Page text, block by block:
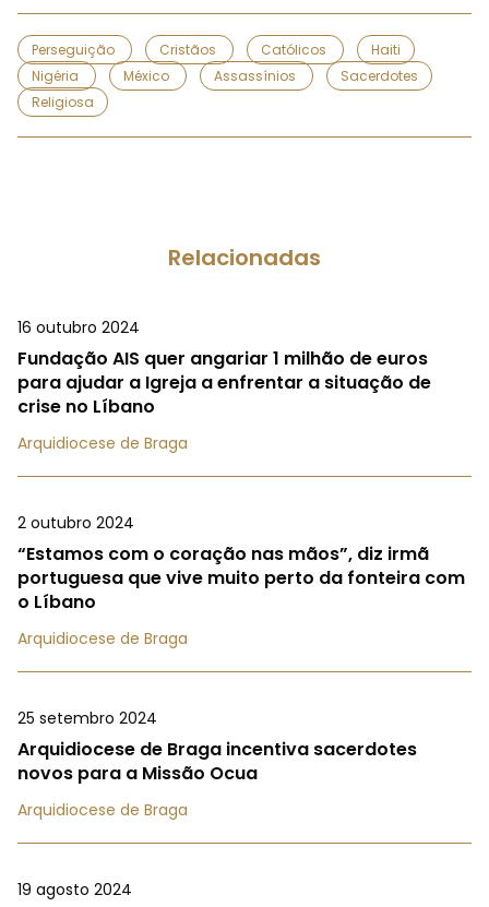
Perseguição Cristãos Católicos
Haiti
Nigéria
México Assassínios
Sacerdotes
Religiosa
Relacionadas
16 outubro 2024
Fundação AIS quer angariar 1 milhão de euros
para ajudar a Igreja a enfrentar a situação de
crise no Líbano
Arquidiocese de Braga
2 outubro 2024
“Estamos com o coração nas mãos”, diz irmã
portuguesa que vive muito perto da fonteira com
o Líbano
Arquidiocese de Braga
25 setembro 2024
Arquidiocese de Braga incentiva sacerdotes
novos para a Missão Ocua
Arquidiocese de Braga
19 agosto 2024